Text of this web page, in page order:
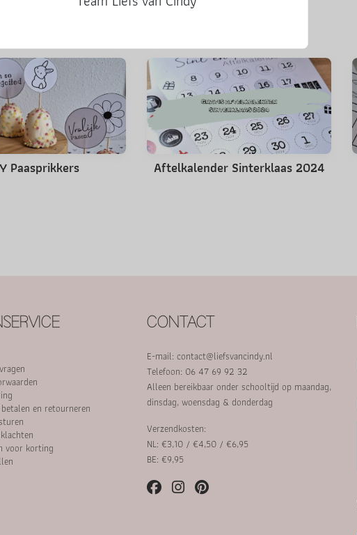
Paasprikkers Aftelkalender Sinterklaas 2024
en retourneren
voor korting
CONTACT
E-mail: contact@liefsvancindy.nl
Telefoon: 06 47 69 92 32
Alleen bereikbaar onder schooltijd op maandag,
dinsdag, woensdag & donderdag
Verzendkosten:
NL: €3,10 / €4,50 / €6,95
BE: €9,95